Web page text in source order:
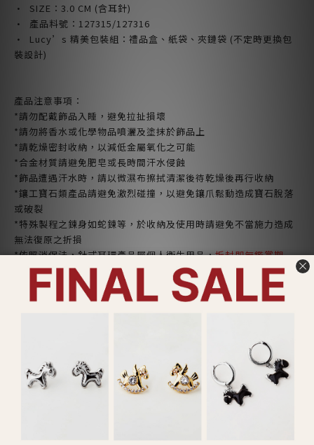
· SIZE ：3.0 CM (含耳針)
· 產品料號：127315/127316
· Lucy’s 精美包裝組：禮品盒、紙袋、夾鏈袋 (不定時更換包
裝設計)
產品注意事項：
*請勿配戴飾品入睡，避免拉扯損壞
*請勿將香水或化學物品噴灑及塗抹於飾品上
*請乾燥密封收納，以減低金屬氧化之可能
*合金材質請避免肥皂或長時間汗水侵蝕
*飾品遭遇汗水時，請以微濕布擦拭清潔後待乾燥後再行收納
*鑲工寶石類產品請避免激烈碰撞，以避免鑲爪鬆動造成寶石脫落
或破裂
*特殊製程之鍊身如蛇鍊等，於收納及使用時請避免不當施力造成
無法復原之折損
*依照消保法，針式耳環產品屬個人衛生用品，拆封即無鑑賞期